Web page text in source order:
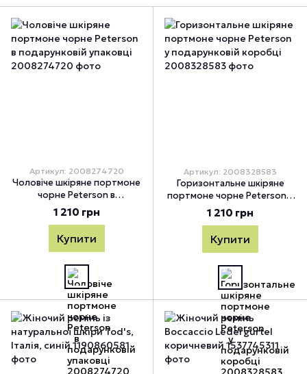
Артикул: 2008274720
Чоловіче шкіряне портмоне
чорне Peterson в
подарунковій упаковці
1 210 грн
Купити
Артикул: 2008328583
Горизонтальне шкіряне
портмоне чорне Peterson у
подарунковій коробці
1 210 грн
Купити